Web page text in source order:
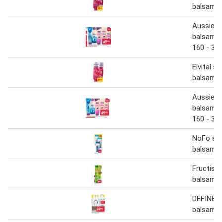
balsam
Aussie
balsam
160 -
Elvital
balsam
Aussie
balsam
160 -
NoFo
balsam
Fructis
balsam
DEFINE
balsam